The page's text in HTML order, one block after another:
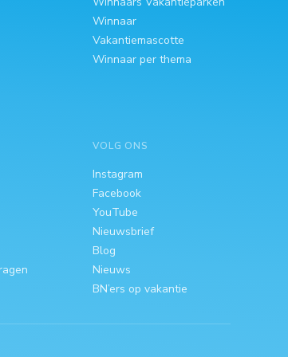
Winnaar
Vakantiemascotte
Winnaar per thema
VOLG ONS
Instagram
Facebook
YouTube
Nieuwsbrief
Blog
Nieuws
BN’ers op vakantie